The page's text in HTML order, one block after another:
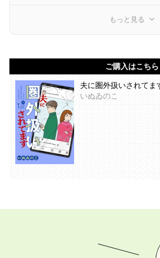
もっと見る
ご購入はこちら
夫に圏外扱いされてま
いぬゐのこ
あなたの「描きたい」を叶